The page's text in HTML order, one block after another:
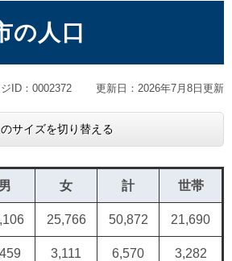
の人口
ID：0002372 更新日：2026年7月8日更新
サイズを切り替える
男 女 計 世帯
25,766 50,872 21,690
3,111 6,570 3,282